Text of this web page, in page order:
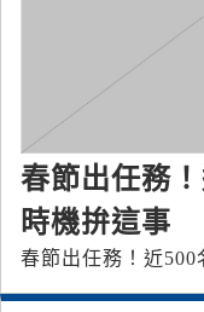
春節出任務
時機拚這事
春節出任務！近